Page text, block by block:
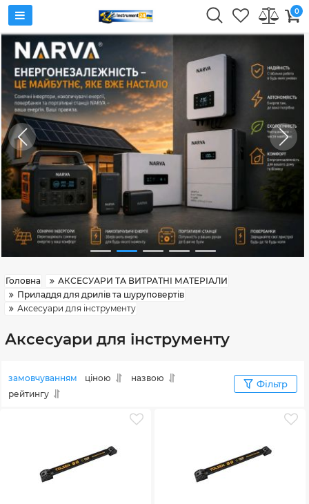
0
Головна
АКСЕСУАРИ ТА ВИТРАТНІ МАТЕРІАЛИ
Приладдя для дрилів та шуруповертів
Аксесуари для інструменту
Аксесуари для інструменту
замовчуванням ціною
назвою
рейтингу
Фільтр